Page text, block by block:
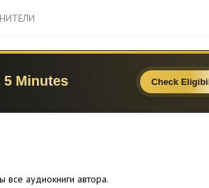
все аудиокниги автора.